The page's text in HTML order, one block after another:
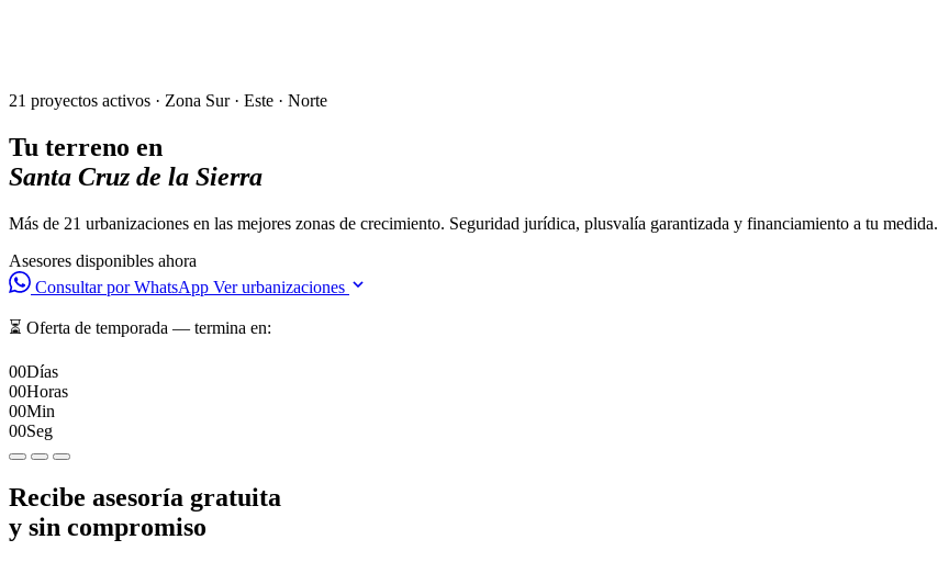
21 proyectos activos · Zona Sur · Este · Norte
Tu terreno en
Santa Cruz de la Sierra
Más de 21 urbanizaciones en las mejores zonas de crecimiento. Seguridad jurídica, plusvalía garantizada y financiamiento a tu medida.
Asesores disponibles ahora
Consultar por WhatsApp Ver urbanizaciones
⏳ Oferta de temporada — termina en:
00Días
00Horas
00Min
00Seg
Recibe asesoría gratuita
y sin compromiso